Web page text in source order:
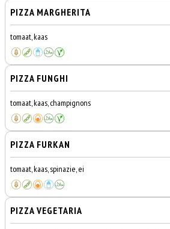
PIZZA MARGHERITA
tomaat, kaas
PIZZA FUNGHI
tomaat, kaas, champignons
PIZZA FURKAN
tomaat, kaas, spinazie, ei
PIZZA VEGETARIA